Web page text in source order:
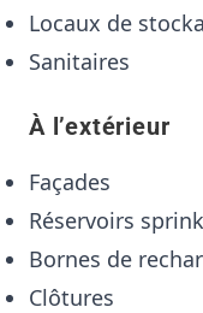
Locaux de
Sanitaires
À l’extérieur
Façades
Réservoirs
Bornes de
Clôtures